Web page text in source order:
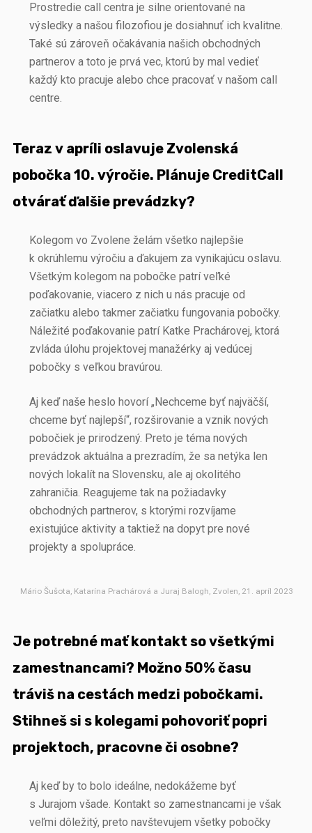
Prostredie call centra je silne orientované na
výsledky a našou filozofiou je dosiahnuť ich kvalitne.
Také sú zároveň očakávania našich obchodných
partnerov a toto je prvá vec, ktorú by mal vedieť
každý kto pracuje alebo chce pracovať v našom call
centre.
Teraz v apríli oslavuje Zvolenská
pobočka 10. výročie. Plánuje CreditCall
otvárať ďalšie prevádzky?
Kolegom vo Zvolene želám všetko najlepšie
k okrúhlemu výročiu a ďakujem za vynikajúcu oslavu.
Všetkým kolegom na pobočke patrí veľké
poďakovanie, viacero z nich u nás pracuje od
začiatku alebo takmer začiatku fungovania pobočky.
Náležité poďakovanie patrí Katke Prachárovej, ktorá
zvláda úlohu projektovej manažérky aj vedúcej
pobočky s veľkou bravúrou.
Aj keď naše heslo hovorí „Nechceme byť najväčší,
chceme byť najlepší“, rozširovanie a vznik nových
pobočiek je prirodzený. Preto je téma nových
prevádzok aktuálna a prezradím, že sa netýka len
nových lokalít na Slovensku, ale aj okolitého
zahraničia. Reagujeme tak na požiadavky
obchodných partnerov, s ktorými rozvíjame
existujúce aktivity a taktiež na dopyt pre nové
projekty a spolupráce.
Mário Šušota, Katarína Prachárová a Juraj Balogh, Zvolen, 21. apríl 2023
Je potrebné mať kontakt so všetkými
zamestnancami? Možno 50% času
tráviš na cestách medzi pobočkami.
Stihneš si s kolegami pohovoriť popri
projektoch, pracovne či osobne?
Aj keď by to bolo ideálne, nedokážeme byť
s Jurajom všade. Kontakt so zamestnancami je však
veľmi dôležitý, preto navštevujem všetky pobočky